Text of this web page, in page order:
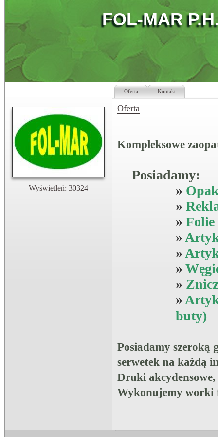
FOL-MAR
Wyświetleń: 30324
Oferta Kontakt
Oferta
Kompleksowe
Posiadamy:
»
»
» Folie
»
»
»
»
»
buty)
Posiadamy szeroką
serwetek na każdą
Druki
Wykonujemy worki